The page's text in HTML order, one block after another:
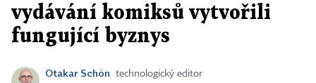
vydávání komiksů vytvořili
fungující byznys
Otakar Schön
technologický editor